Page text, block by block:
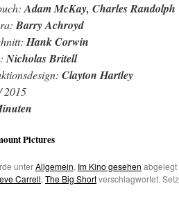
Adam McKay, Charles Randolph
Barry Achroyd
Hank Corwin
Nicholas Britell
Clayton Hartley
2015
Pictures
unterAllgemein, Im Kino gesehen abgelegt
Carrell, The Big Shortverschlagwortet.